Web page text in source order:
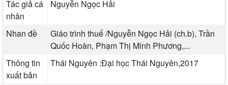
Tác giả cá
nhân
Nguyễn Ngọc Hải
Nhan đề
Giáo trình thuế /Nguyễn Ngọc Hải (ch.b), Trần
Quốc Hoàn, Phạm Thị Minh Phương,...
Thông tin
xuất bản
Thái Nguyên :Đại học Thái Nguyên,2017